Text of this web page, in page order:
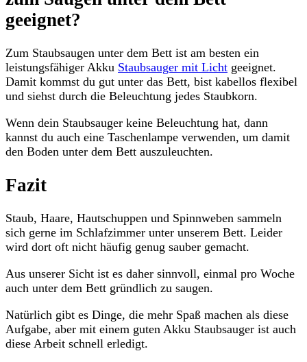
geeignet?
Zum Staubsaugen unter dem Bett ist am besten ein
leistungsfähiger Akku Staubsauger mit Licht geeignet.
Damit kommst du gut unter das Bett, bist kabellos flexibel
und siehst durch die Beleuchtung jedes Staubkorn.
Wenn dein Staubsauger keine Beleuchtung hat, dann
kannst du auch eine Taschenlampe verwenden, um damit
den Boden unter dem Bett auszuleuchten.
Fazit
Staub, Haare, Hautschuppen und Spinnweben sammeln
sich gerne im Schlafzimmer unter unserem Bett. Leider
wird dort oft nicht häufig genug sauber gemacht.
Aus unserer Sicht ist es daher sinnvoll, einmal pro Woche
auch unter dem Bett gründlich zu saugen.
Natürlich gibt es Dinge, die mehr Spaß machen als diese
Aufgabe, aber mit einem guten Akku Staubsauger ist auch
diese Arbeit schnell erledigt.